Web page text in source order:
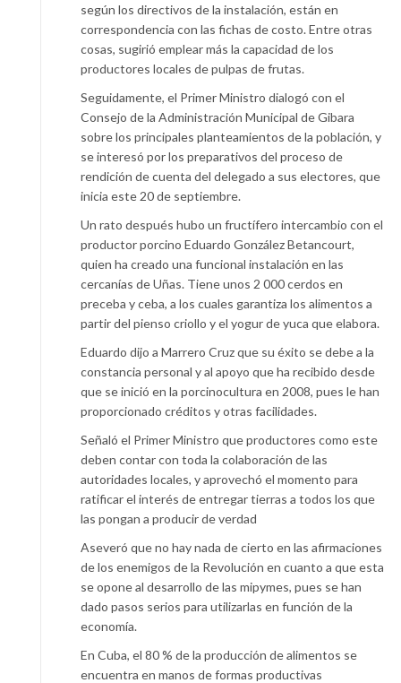
según los directivos de la instalación, están en
correspondencia con las fichas de costo. Entre otras
cosas, sugirió emplear más la capacidad de los
productores locales de pulpas de frutas.
Seguidamente, el Primer Ministro dialogó con el
Consejo de la Administración Municipal de Gibara
sobre los principales planteamientos de la población, y
se interesó por los preparativos del proceso de
rendición de cuenta del delegado a sus electores, que
inicia este 20 de septiembre.
Un rato después hubo un fructífero intercambio con el
productor porcino Eduardo González Betancourt,
quien ha creado una funcional instalación en las
cercanías de Uñas. Tiene unos 2 000 cerdos en
preceba y ceba, a los cuales garantiza los alimentos a
partir del pienso criollo y el yogur de yuca que elabora.
Eduardo dijo a Marrero Cruz que su éxito se debe a la
constancia personal y al apoyo que ha recibido desde
que se inició en la porcinocultura en 2008, pues le han
proporcionado créditos y otras facilidades.
Señaló el Primer Ministro que productores como este
deben contar con toda la colaboración de las
autoridades locales, y aprovechó el momento para
ratificar el interés de entregar tierras a todos los que
las pongan a producir de verdad
Aseveró que no hay nada de cierto en las afirmaciones
de los enemigos de la Revolución en cuanto a que esta
se opone al desarrollo de las mipymes, pues se han
dado pasos serios para utilizarlas en función de la
economía.
En Cuba, el 80 % de la producción de alimentos se
encuentra en manos de formas productivas